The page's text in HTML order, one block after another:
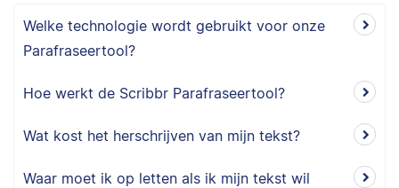
Welke technologie wordt gebruikt voor onze
Parafraseertool?
Hoe werkt de Scribbr Parafraseertool?
Wat kost het herschrijven van mijn tekst?
Waar moet ik op letten als ik mijn tekst wil